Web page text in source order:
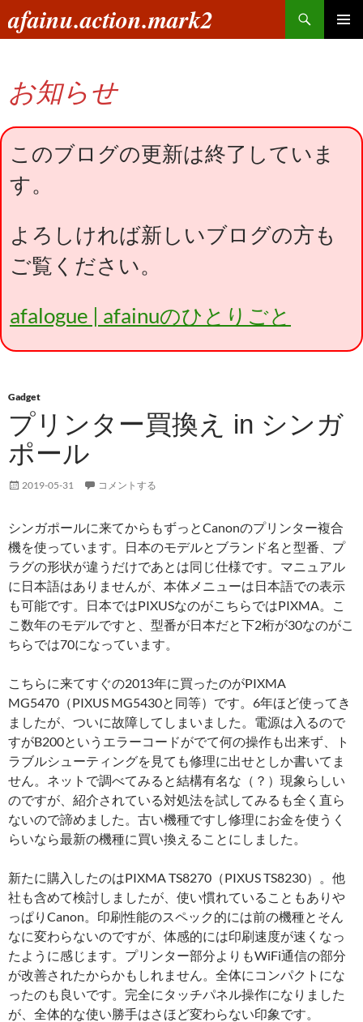
ン
へ
ス
キ
プ
afainu.action.mark2
索
お知らせ
このブログの更新は終了していま
す。
よろしければ新しいブログの方も
ご覧ください。
afalogue | afainuのひとりごと
Gadget
プリンター買換え in シンガ
ポール
2019-05-31 コメントする
シンガポールに来てからもずっとCanonのプリンター複合
機を使っています。日本のモデルとブランド名と型番、プ
ラグの形状が違うだけであとは同じ仕様です。マニュアル
に日本語はありませんが、本体メニューは日本語での表示
も可能です。日本ではPIXUSなのがこちらではPIXMA。こ
こ数年のモデルですと、型番が日本だと下2桁が30なのがこ
ちらでは70になっています。
こちらに来てすぐの2013年に買ったのがPIXMA
MG5470（PIXUS MG5430と同等）です。6年ほど使ってき
ましたが、ついに故障してしまいました。電源は入るので
すがB200というエラーコードがでて何の操作も出来ず、ト
ラブルシューティングを見ても修理に出せとしか書いてま
せん。ネットで調べてみると結構有名な（？）現象らしい
のですが、紹介されている対処法を試してみるも全く直ら
ないので諦めました。古い機種ですし修理にお金を使うく
らいなら最新の機種に買い換えることにしました。
新たに購入したのはPIXMA TS8270（PIXUS TS8230）。他
社も含めて検討しましたが、使い慣れていることもありや
っぱりCanon。印刷性能のスペック的には前の機種とそん
なに変わらないのですが、体感的には印刷速度が速くなっ
たように感じます。プリンター部分よりもWiFi通信の部分
が改善されたからかもしれません。全体にコンパクトにな
ったのも良いです。完全にタッチパネル操作になりました
が、全体的な使い勝手はさほど変わらない印象です。